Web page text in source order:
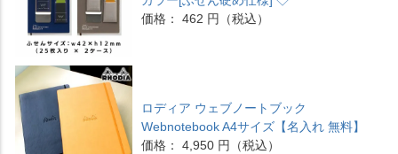
価格： 462 円（税込）
ロディア ウェブノートブック
Webnotebook A4サイズ【名入れ 無料】
価格： 4,950 円（税込）